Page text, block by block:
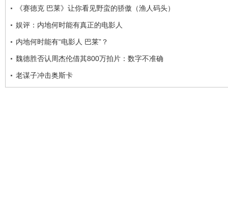
《赛德克 巴莱》让你看见野蛮的骄傲（渔人码头）
娱评：内地何时能有真正的电影人
内地何时能有“电影人 巴莱”？
魏德胜否认周杰伦借其800万拍片：数字不准确
老谋子冲击奥斯卡